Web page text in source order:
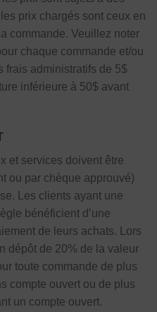
prix chargés sont ceux en
commande. Veuillez noter
chaque commande et/ou
frais administratifs de 5$
inférieure à 50$ avant
et services doivent être
ou par chèque approuvé)
Les clients ayant une
bénéficient d’une
de leurs achats. Lors
dépôt de 20% de la valeur
toute commande de plus
compte ouvert ou de plus
un compte ouvert.